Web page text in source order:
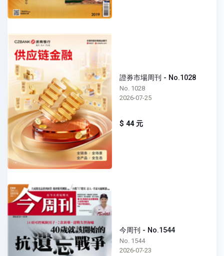
證券市場周刊 - No.1028
No. 1028
2026-07-25
$ 44 元
今周刊 - No.1544
No. 1544
2026-07-23